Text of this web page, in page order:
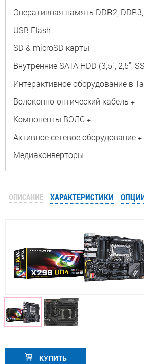
Оперативная память DDR2,
USB Flash
SD & microSD карты
Внутренние SATA HDD (3,5", 2,5",
Интерактивное оборудование в
Волоконно-оптический кабель +
Компоненты ВОЛС +
Активное сетевое оборудование +
Медиаконверторы
ОПИСАНИЕ ХАРАКТЕРИСТИКИ
КУПИТЬ